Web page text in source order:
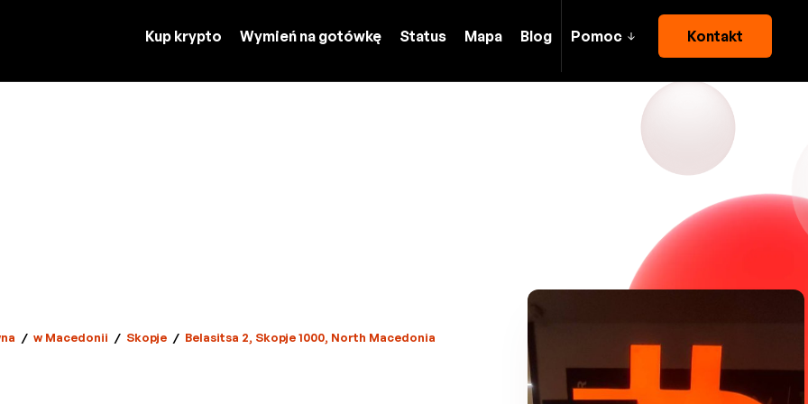
Kup krypto Wymień na gotówkę Status Mapa Blog Pomoc Kontakt
/ w Macedonii / Skopje / Belasitsa 2, Skopje 1000, North Macedonia